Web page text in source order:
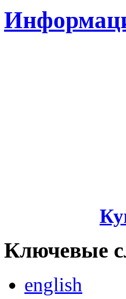
Ключевые
english